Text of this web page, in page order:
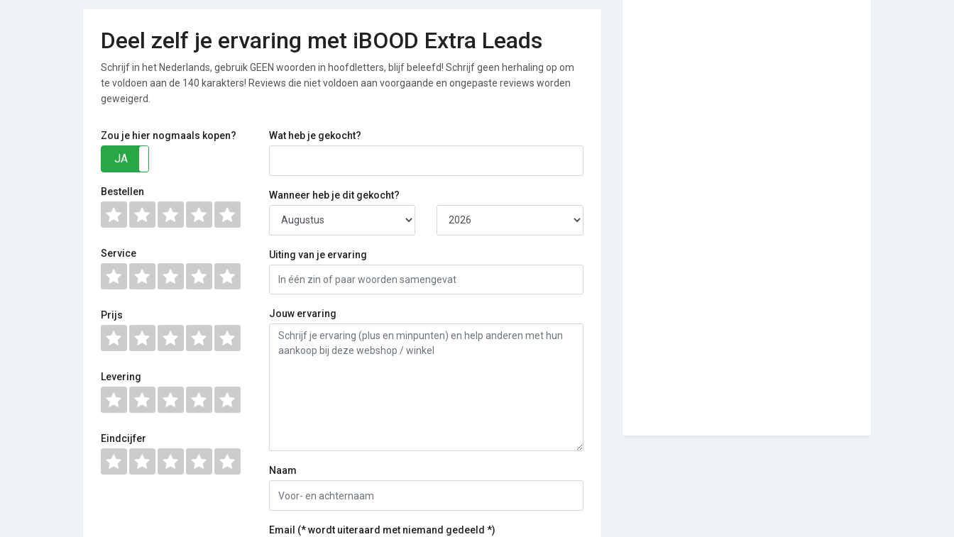
Deel zelf je ervaring met iBOOD Extra Leads
Schrijf in het Nederlands, gebruik GEEN woorden in hoofdletters, blijf beleefd! Schrijf geen herhaling op om
te voldoen aan de 140 karakters! Reviews die niet voldoen aan voorgaande en ongepaste reviews worden
geweigerd.
Zou je hier nogmaals kopen?
JA
Bestellen
Service
Prijs
Levering
Eindcijfer
Wat heb je gekocht?
Wanneer heb je dit gekocht?
Uiting van je ervaring
Jouw ervaring
Naam
Email (* wordt uiteraard met niemand gedeeld *)